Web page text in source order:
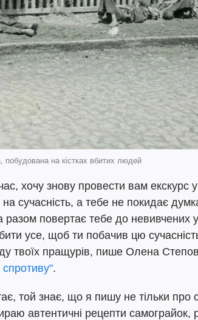
побудована на кістках вбитих людей
хочу знову провести вам екскурс
сучасність, а тебе не покидає
разом повертає тебе до невивчених
усе, щоб ти побачив цю
твоїх пращурів, пише Олена
.
той знає, що я пишу не тільки про
автентичні рецепти самограйок,